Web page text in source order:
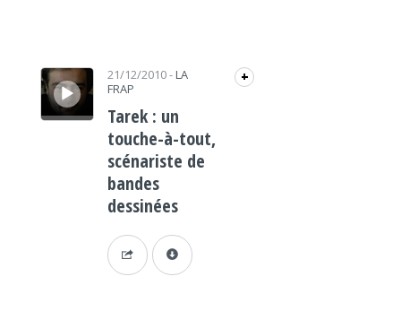
Lecteur audio 21/12/2010- LA
FRAP
+
Tarek : un
touche-à-tout,
scénariste de
bandes
dessinées